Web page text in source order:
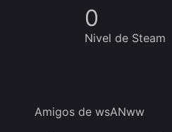
0
Nivel de Steam
Amigos de wsANww